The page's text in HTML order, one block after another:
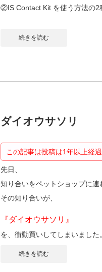
②IS Contact Kit を使う方法の2
続きを読む
ダイオウサソリ
この記事は投稿は1年以上経
先日、
知り合いをペットショップに連
その知り合いが、
『ダイオウサソリ』
を、衝動買いしてしまいました。
続きを読む